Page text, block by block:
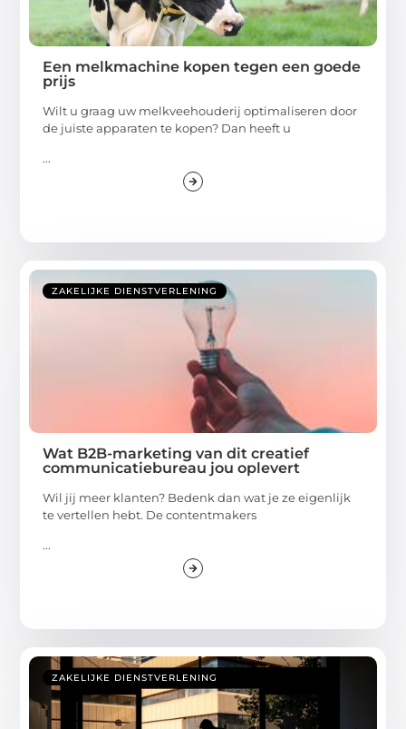
Een melkmachine kopen tegen een goede
prijs
Wilt u graag uw melkveehouderij optimaliseren door
de juiste apparaten te kopen? Dan heeft u
...
ZAKELIJKE DIENSTVERLENING
Wat B2B-marketing van dit creatief
communicatiebureau jou oplevert
Wil jij meer klanten? Bedenk dan wat je ze eigenlijk
te vertellen hebt. De contentmakers
...
ZAKELIJKE DIENSTVERLENING